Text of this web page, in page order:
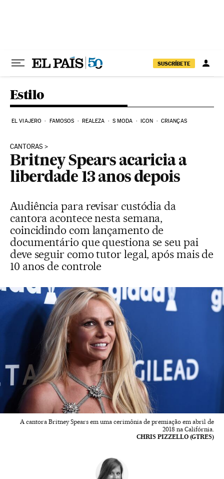
SUSCRÍBETE
Estilo
EL VIAJERO FAMOSOS REALEZA S MODA ICON CRIANÇAS
CANTORAS
Britney Spears acaricia a
liberdade 13 anos depois
Audiência para revisar custódia da
cantora acontece nesta semana,
coincidindo com lançamento de
documentário que questiona se seu pai
deve seguir como tutor legal, após mais de
10 anos de controle
A cantora Britney Spears em uma cerimônia de premiação em abril de
2018 na Califórnia.
CHRIS PIZZELLO (GTRES)